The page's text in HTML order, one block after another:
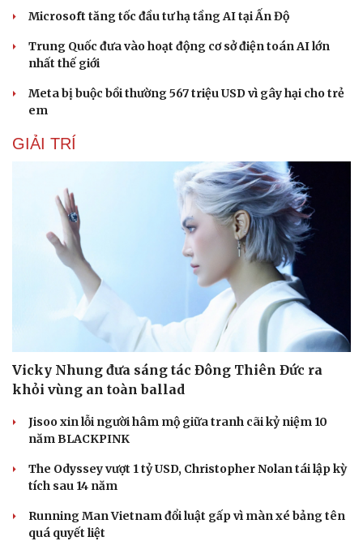
Sân khấu - Điện ảnh
Văn học
Âm nhạc
Di sản
Nghệ sĩ
Sao Việt
Microsoft tăng tốc đầu tư hạ tầng AI tại Ấn Độ
Trung Quốc đưa vào hoạt động cơ sở điện toán AI lớn
nhất thế giới
Meta bị buộc bồi thường 567 triệu USD vì gây hại cho trẻ
em
GIẢI TRÍ
Vicky Nhung đưa sáng tác Đông Thiên Đức ra
khỏi vùng an toàn ballad
Jisoo xin lỗi người hâm mộ giữa tranh cãi kỷ niệm 10
năm BLACKPINK
The Odyssey vượt 1 tỷ USD, Christopher Nolan tái lập kỳ
tích sau 14 năm
Running Man Vietnam đổi luật gấp vì màn xé bảng tên
quá quyết liệt